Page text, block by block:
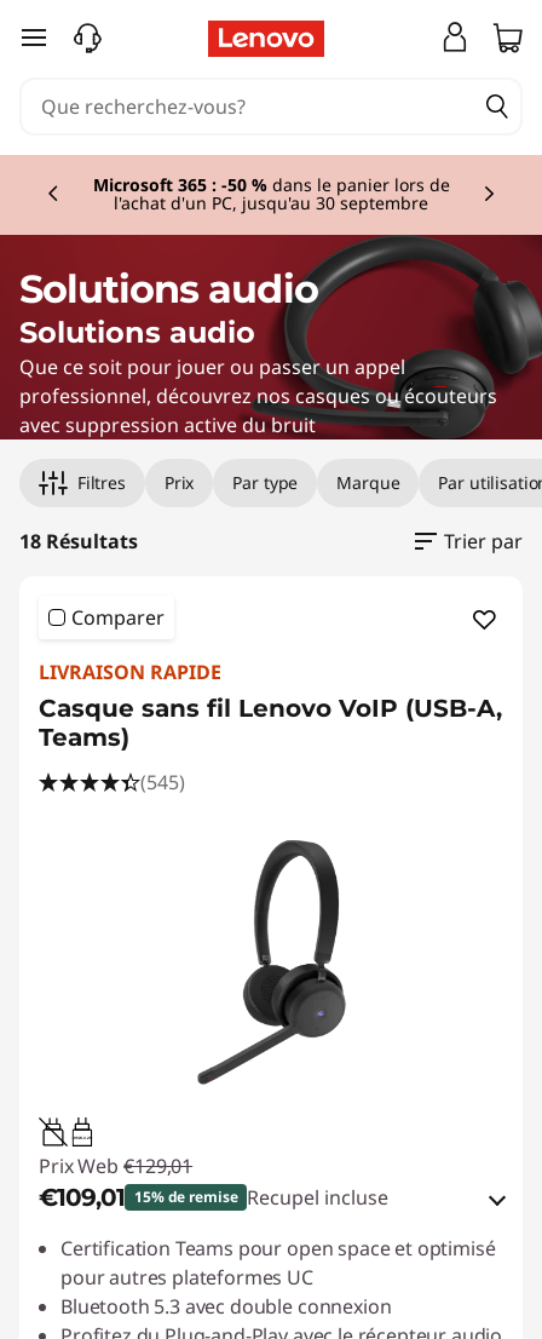
k
e
passer au contenu principal
Microsoft 365 : -50 % dans le panier lors de
l'achat d'un PC, jusqu'au 30 septembre
Solutions audio
Solutions audio
Que ce soit pour jouer ou passer un appel
professionnel, découvrez nos casques ou écouteurs
avec suppression active du bruit
Filtres Prix Par type Marque Par
18 Résultats Trier par
Comparer
LIVRAISON RAPIDE
Casque sans fil Lenovo VoIP (USB-A,
Teams)
(545)
0.95W-3.25W
Prix Web €129,01
€109,01 15% de remise Recupel incluse
Bons de réduction en ligne :-€20,00
Code de réduction :ACC‑SAVE
Certification Teams pour open space et optimisé
pour autres plateformes UC
Bluetooth 5.3 avec double connexion